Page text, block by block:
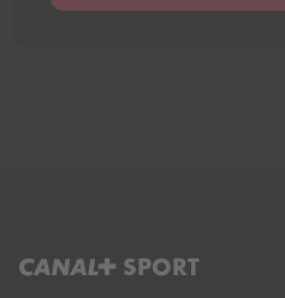
C+ SPORT